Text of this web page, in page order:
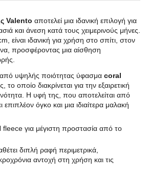
Valento αποτελεί μια ιδανική επιλογή για
και άνεση κατά τους χειμερινούς μήνες.
είναι ιδανική για χρήση στο σπίτι, στον
προσφέροντας μια αίσθηση
από υψηλής ποιότητας ύφασμα coral
οποίο διακρίνεται για την εξαιρετική
Η υφή της, που αποτελείται από
επιπλέον όγκο και μια ιδιαίτερα μαλακή
για μέγιστη προστασία από το
διπλή ραφή περιμετρικά,
αντοχή στη χρήση και τις